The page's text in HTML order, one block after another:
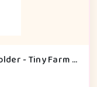
Done by Deer Baby Kontrastkortholder - Tiny Farm - Grøn